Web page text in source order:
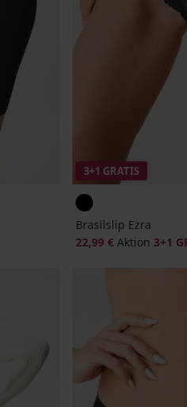
3+1 GRATIS
Brasilslip Ezra
22,99 € Aktion 3+1